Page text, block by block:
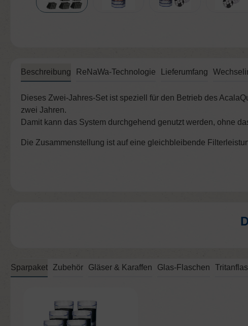
Beschreibung ReNaWa-Technologie Lieferumfang
Dieses Zwei-Jahres-Set ist speziell für den Betrieb des
zwei Jahren.
Damit kann das System durchgehend genutzt werden, ohne
Die Zusammenstellung ist auf eine gleichbleibende
Sparpaket Zubehör Gläser & Karaffen Glas-Flaschen